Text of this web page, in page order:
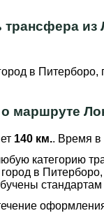
трансфера из
в
маршруте
140 км.. Время в
категорию
в